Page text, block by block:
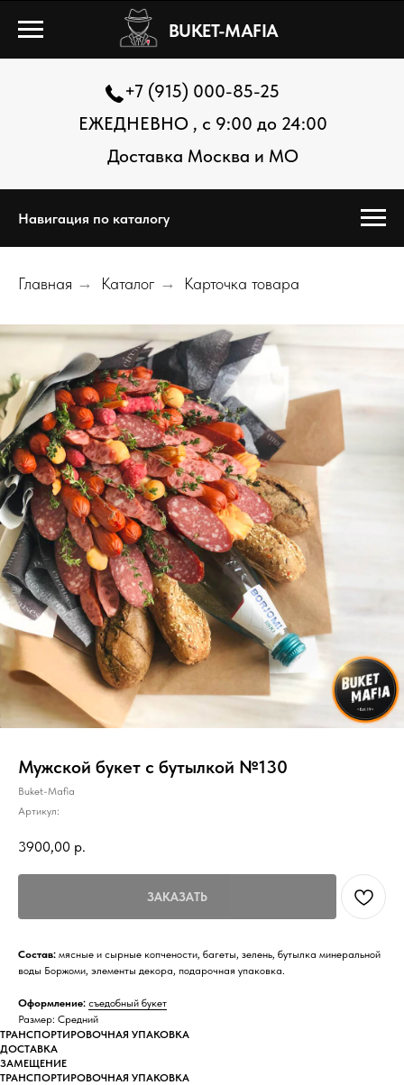
BUKET-MAFIA
+7 (915) 000-85-25
ЕЖЕДНЕВНО , с 9:00 до 24:00
Доставка Москва и МО
Навигация по каталогу
Главная → Каталог → Карточка товара
Мужской букет с бутылкой №130
Buket-Mafia
Артикул:
3900,00 р.
ЗАКАЗАТЬ
Состав: мясные и сырные копчености, багеты, зелень, бутылка минеральной
воды Боржоми, элементы декора, подарочная упаковка.
Оформление: съедобный букет
Размер: Средний
ТРАНСПОРТИРОВОЧНАЯ УПАКОВКА
ДОСТАВКА
ЗАМЕЩЕНИЕ
ТРАНСПОРТИРОВОЧНАЯ УПАКОВКА